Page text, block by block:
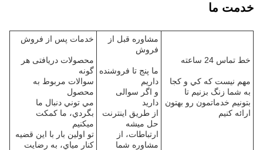
خدمت ما
خط تماس 24 ساعته
مهم نيست که کي و کجا
به شما زنگ بزنیم تا
بتونیم خدماتمون رو بهتون
ارائه کنیم
مشاوره قبل از
فروش
ما پنج تا فروشنده
داريم
و اگر سوالی
دارید
از طريق اينترنت
حل ميشه
ارتباطات، از
مشاوره شما
خدمات پس از فروش
محصولات دریافتی هر
گونه
سوالات مربوط به
محصول
مي توني دنبال ما
بگردي، ما کمکت
ميکنيم
تو اولين بار با اين قضيه
کنار مياي، به رضایت